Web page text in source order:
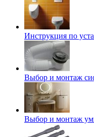
Инструкция по
Выбор и монтаж
Выбор и монтаж